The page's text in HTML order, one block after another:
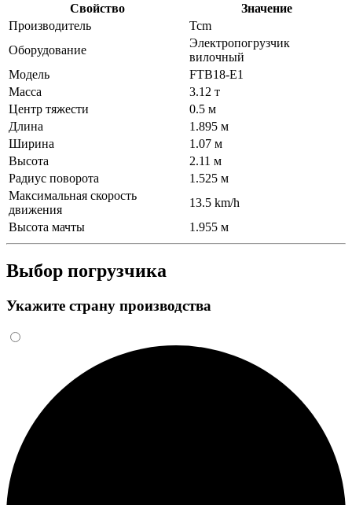
Свойство
Значение
Производитель
Tcm
Оборудование
Электропогрузчик
вилочный
Модель
FTB18-E1
Масса
3.12 т
Центр тяжести
0.5 м
Длина
1.895 м
Ширина
1.07 м
Высота
2.11 м
Радиус поворота
1.525 м
Максимальная скорость
движения
13.5 km/h
Высота мачты
1.955 м
Выбор погрузчика
Укажите страну производства